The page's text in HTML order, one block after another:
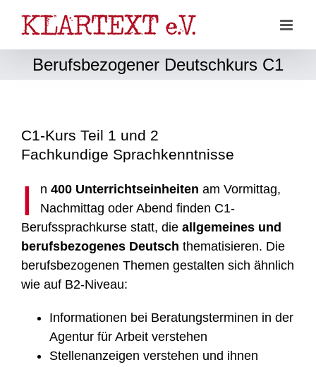
Inhalt
springen
Berufsbezogener Deutschkurs C1
C1-Kurs Teil 1 und 2
Fachkundige Sprachkenntnisse
I n 400 Unterrichtseinheiten am Vormittag,
Nachmittag oder Abend finden C1-
Berufssprachkurse statt, die allgemeines und
berufsbezogenes Deutsch thematisieren. Die
berufsbezogenen Themen gestalten sich ähnlich
wie auf B2-Niveau:
Informationen bei Beratungsterminen in der
Agentur für Arbeit verstehen
Stellenanzeigen verstehen und ihnen